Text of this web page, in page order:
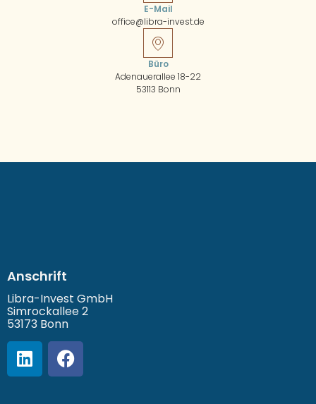
E-Mail
office@libra-invest.de
Büro
Adenauerallee 18-22
53113 Bonn
Anschrift
Libra-Invest GmbH
Simrockallee 2
53173 Bonn